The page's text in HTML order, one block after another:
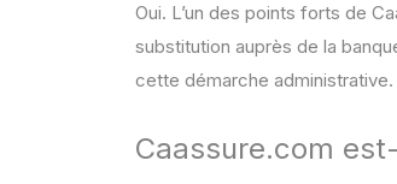
Oui. L’un des points forts de
substitution auprès de la
cette démarche administrative.
Caassure.com